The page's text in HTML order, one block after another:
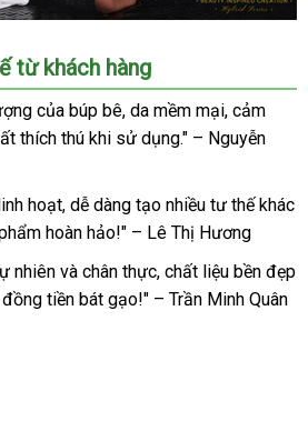
từ khách hàng
của búp bê, da mềm mại, cảm
thích thú khi sử dụng." – Nguyễn
hoạt, dễ dàng tạo nhiều tư thế khác
hoàn hảo!" – Lê Thị Hương
nhiên và chân thực, chất liệu bền đẹp
tiền bát gạo!" – Trần Minh Quân